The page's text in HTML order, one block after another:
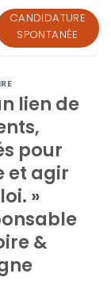
CANDIDATURE
SPONTANÉE
lien de
pour
et agir
»
&